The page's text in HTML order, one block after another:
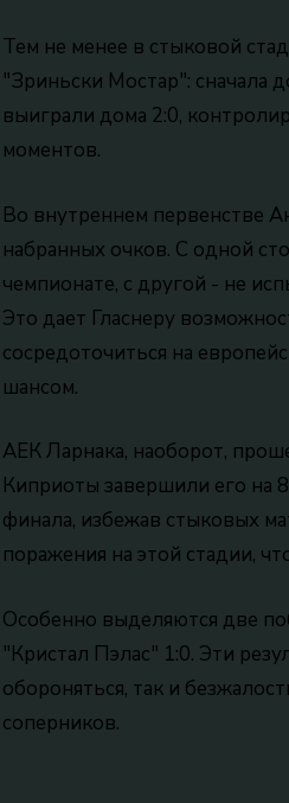
Тем не менее в стыковой
"Зриньски Мостар": сначала
выиграли дома 2:0,
моментов.
Во внутреннем первенстве
набранных очков. С одной
чемпионате, с другой - не
Это дает Гласнеру
сосредоточиться на
шансом.
АЕК Ларнака, наоборот,
Киприоты завершили его на
финала, избежав стыковых
поражения на этой стадии,
Особенно выделяются две
"Кристал Пэлас" 1:0. Эти
обороняться, так и
соперников.